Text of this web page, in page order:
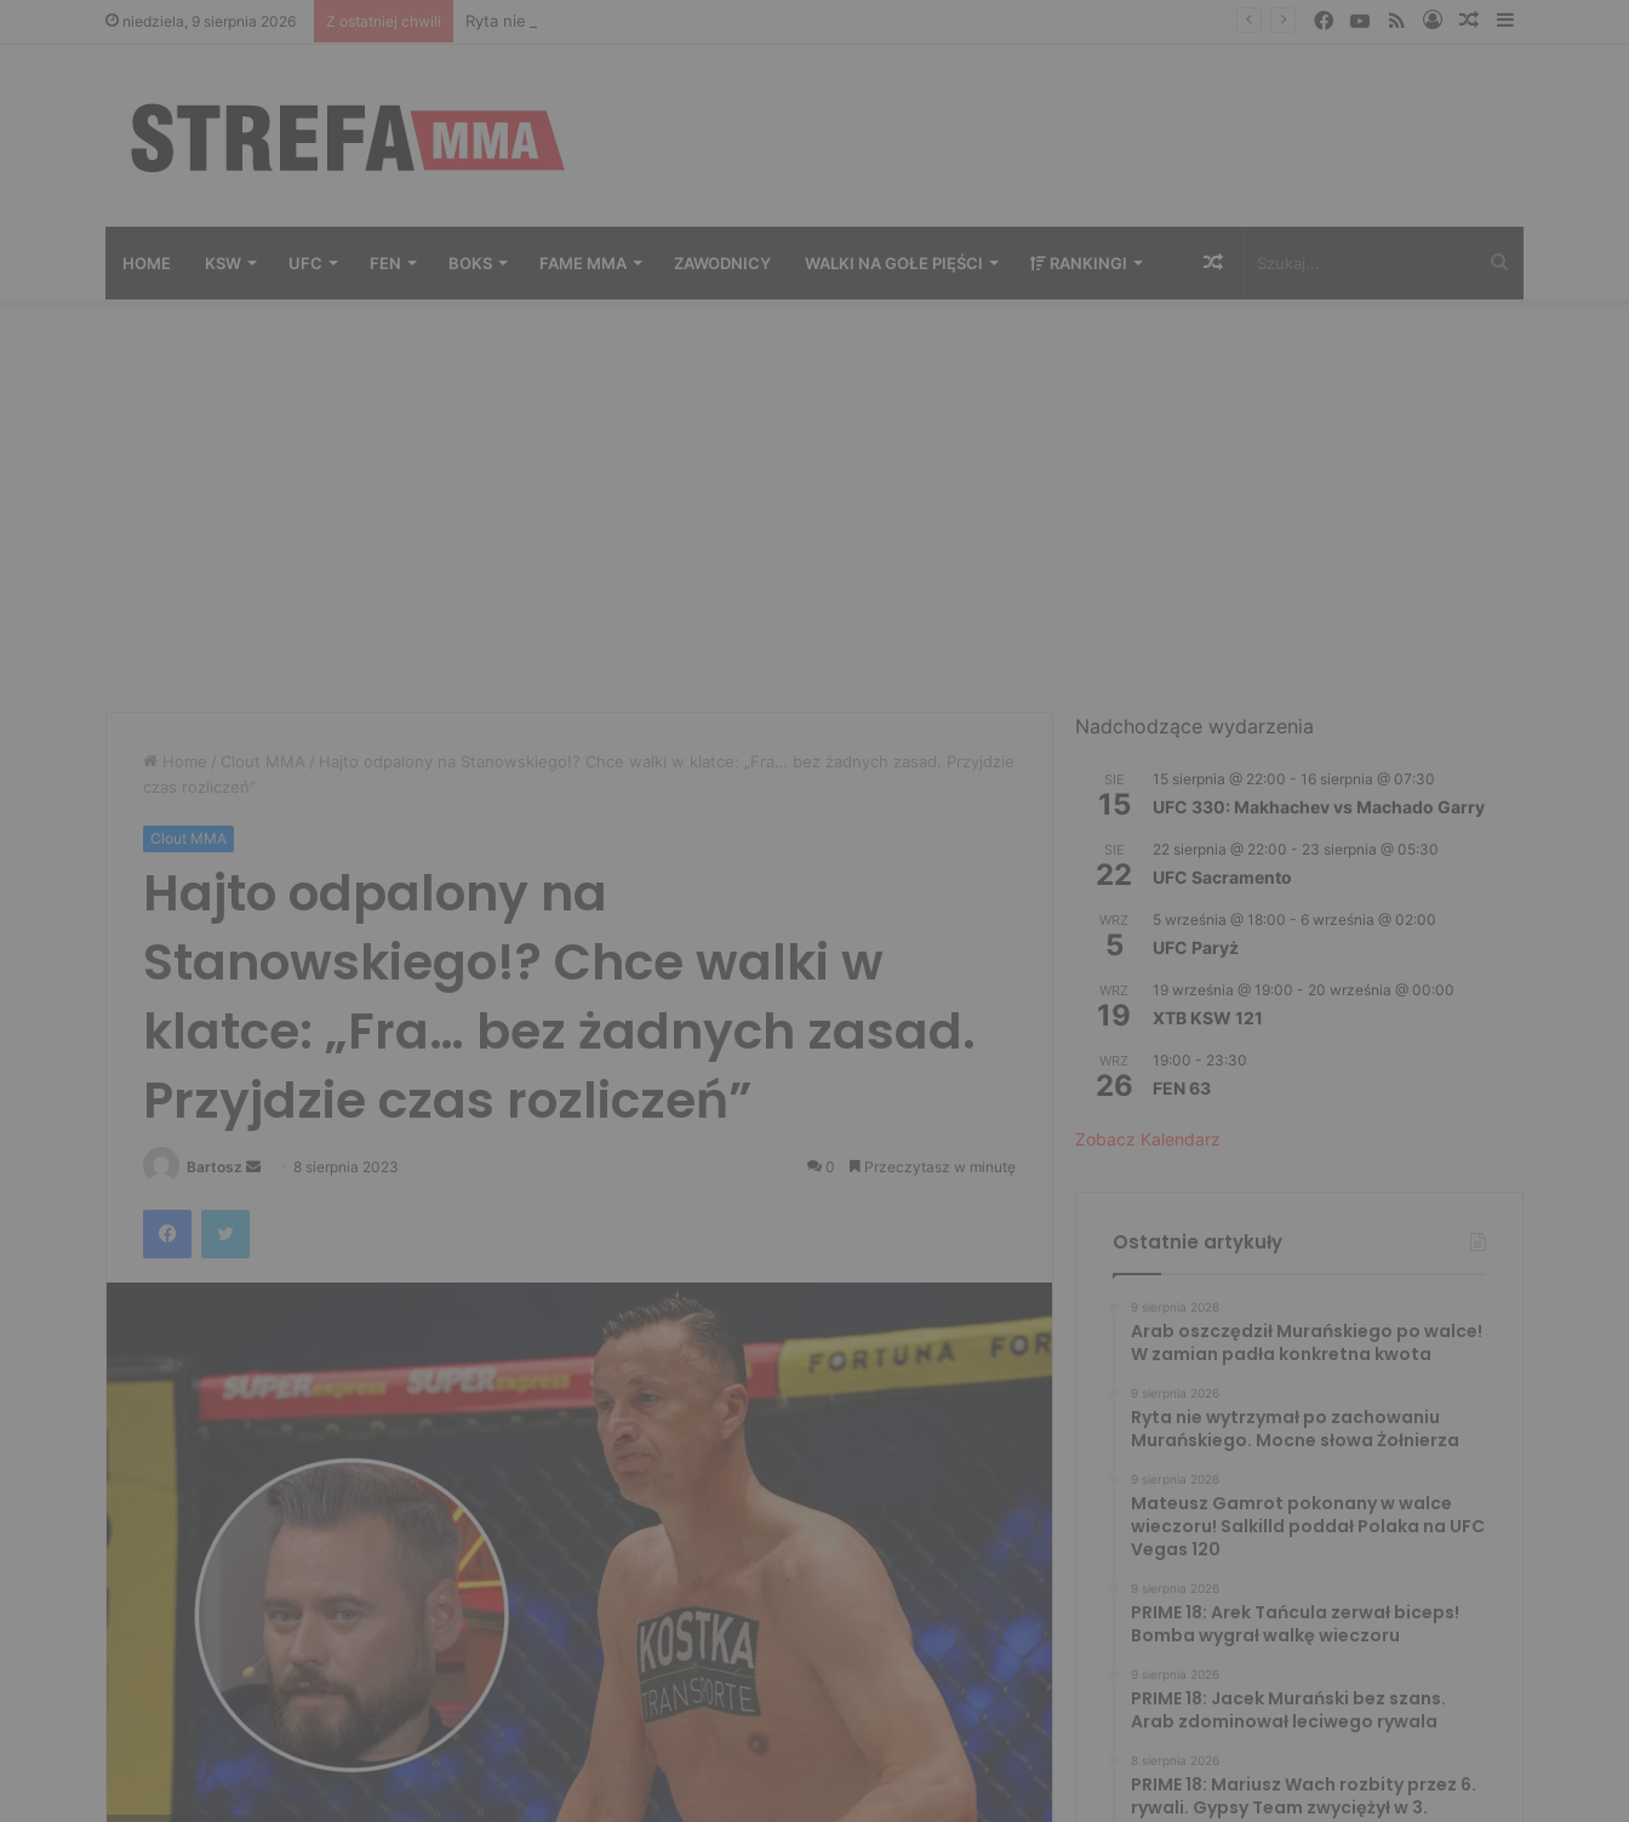
niedziela, 9 sierpnia 2026 Z ostatniej chwili Ryta nie wytrzymał po zachowaniu Murańskiego. Mocne słowa Żołnierza Sidebar
Losowy
Zaloguj
RSS
YouTube
Facebook
HOME KSW UFC FEN BOKS FAME MMA ZAWODNICY WALKI NA GOŁE PIĘŚCI RANKINGI Losowy
Home / Clout MMA /
Hajto odpalony na Stanowskiego!? Chce walki w klatce: „Fra… bez żadnych zasad. Przyjdzie
czas rozliczeń”
Clout MMA
Hajto odpalony na
Stanowskiego!? Chce walki w
klatce: „Fra… bez żadnych zasad.
Przyjdzie czas rozliczeń”
Bartosz
Send 8 sierpnia 2023 0 Przeczytasz w minutę
FacebookTwitter
Nadchodzące wydarzenia
SIE
15
15 sierpnia @ 22:00 - 16 sierpnia @ 07:30
UFC 330: Makhachev vs Machado Garry
SIE
22
22 sierpnia @ 22:00 - 23 sierpnia @ 05:30
UFC Sacramento
WRZ
5
5 września @ 18:00 - 6 września @ 02:00
UFC Paryż
WRZ
19
19 września @ 19:00 - 20 września @ 00:00
XTB KSW 121
WRZ
26
19:00 - 23:30
FEN 63
Zobacz Kalendarz
Ostatnie artykuły
9 sierpnia 2026
Arab oszczędził Murańskiego po walce!
W zamian padła konkretna kwota
9 sierpnia 2026
Ryta nie wytrzymał po zachowaniu
Murańskiego. Mocne słowa Żołnierza
9 sierpnia 2026
Mateusz Gamrot pokonany w walce
wieczoru! Salkilld poddał Polaka na UFC
Vegas 120
9 sierpnia 2026
PRIME 18: Arek Tańcula zerwał biceps!
Bomba wygrał walkę wieczoru
9 sierpnia 2026
PRIME 18: Jacek Murański bez szans.
Arab zdominował leciwego rywala
8 sierpnia 2026
PRIME 18: Mariusz Wach rozbity przez 6.
rywali. Gypsy Team zwyciężył w 3.